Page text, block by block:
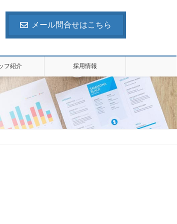
メール問合せはこちら
フ紹介 採用情報